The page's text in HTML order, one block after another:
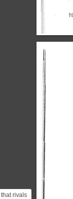
rivals